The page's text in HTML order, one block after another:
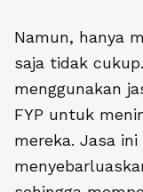
Namun, hanya
saja tidak
menggunakan
FYP untuk
mereka. Jasa